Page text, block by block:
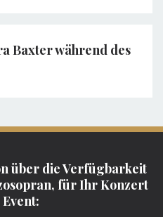
für Ihr Konzert